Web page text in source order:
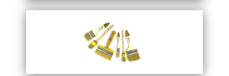
автоинструменты
Перейти в каталог
Запросить прайс